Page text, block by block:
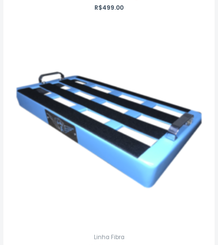
R$499.00
Linha Fibra